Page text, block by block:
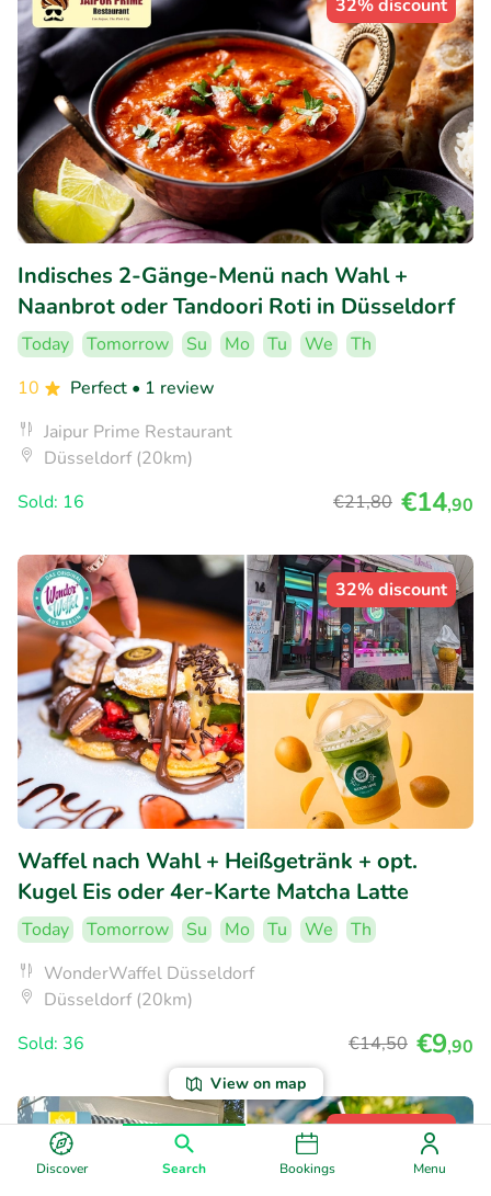
Discover Search Bookings Menu
View on map
32% discount
Indisches 2-Gänge-Menü nach Wahl +
Naanbrot oder Tandoori Roti in Düsseldorf
Today Tomorrow Su Mo Tu We
Th
10
Perfect • 1 review
Jaipur Prime Restaurant
Düsseldorf (20km)
Sold: 16
€21,80 €14,90
32% discount
Waffel nach Wahl + Heißgetränk + opt.
Kugel Eis oder 4er-Karte Matcha Latte
Today Tomorrow Su Mo Tu We
Th
WonderWaffel Düsseldorf
Düsseldorf (20km)
Sold: 36
€14,50 €9,90
32% discount